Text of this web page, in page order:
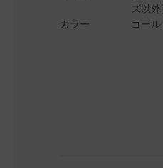
カラー
ズ以外
ゴー